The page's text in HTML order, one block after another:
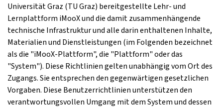
Universität Graz (TU Graz) bereitgestellte Lehr- und
Lernplattform iMooX und die damit zusammenhängende
technische Infrastruktur und alle darin enthaltenen Inhalte,
Materialien und Dienstleistungen (im Folgenden bezeichnet
als die "iMooX-Plattform", die "Plattform" oder das
"System"). Diese Richtlinien gelten unabhängig vom Ort des
Zugangs. Sie entsprechen den gegenwärtigen gesetzlichen
Vorgaben. Diese Benutzerrichtlinien unterstützen den
verantwortungsvollen Umgang mit dem System und dessen